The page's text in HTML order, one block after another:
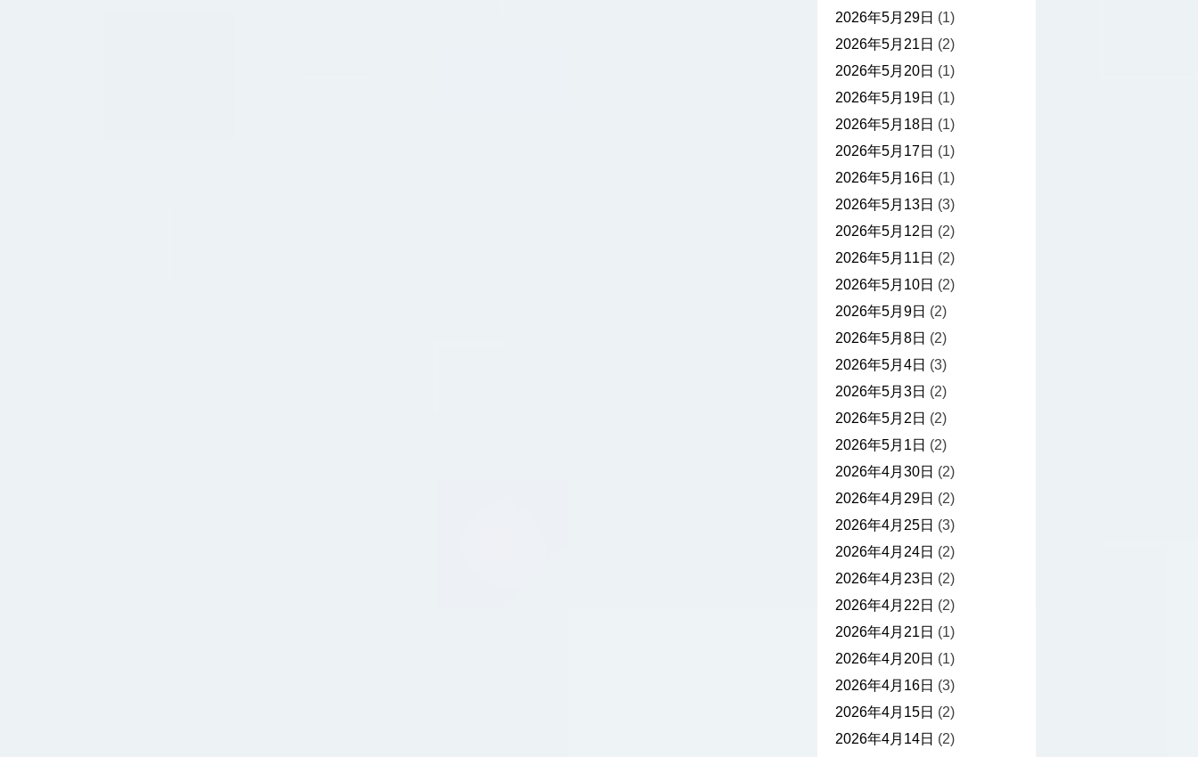
2026年5月29日 (1)
2026年5月21日 (2)
2026年5月20日 (1)
2026年5月19日 (1)
2026年5月18日 (1)
2026年5月17日 (1)
2026年5月16日 (1)
2026年5月13日 (3)
2026年5月12日 (2)
2026年5月11日 (2)
2026年5月10日 (2)
2026年5月9日 (2)
2026年5月8日 (2)
2026年5月4日 (3)
2026年5月3日 (2)
2026年5月2日 (2)
2026年5月1日 (2)
2026年4月30日 (2)
2026年4月29日 (2)
2026年4月25日 (3)
2026年4月24日 (2)
2026年4月23日 (2)
2026年4月22日 (2)
2026年4月21日 (1)
2026年4月20日 (1)
2026年4月16日 (3)
2026年4月15日 (2)
2026年4月14日 (2)